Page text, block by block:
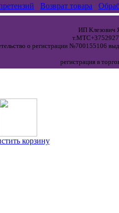
Возврат товара
ИП Клезович
о регистрации №700155106
регистрация в
корзину